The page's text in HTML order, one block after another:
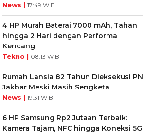
News | 17:49 WIB
4 HP Murah Baterai 7000 mAh, Tahan
hingga 2 Hari dengan Performa
Kencang
Tekno | 08:13 WIB
Rumah Lansia 82 Tahun Dieksekusi PN
Jakbar Meski Masih Sengketa
News | 19:31 WIB
6 HP Samsung Rp2 Jutaan Terbaik:
Kamera Tajam, NFC hingga Koneksi 5G